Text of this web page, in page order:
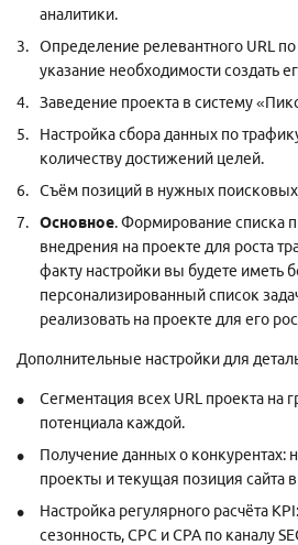
аналитики.
Определение релевантного URL
указание необходимости создать
Заведение проекта в систему
Настройка сбора данных по
количеству достижений целей.
Съём позиций в нужных поисковых
Основное. Формирование списка
внедрения на проекте для роста
факту настройки вы будете иметь
персонализированный список
реализовать на проекте для его
Дополнительные настройки для
Сегментация всех URL проекта на
потенциала каждой.
Получение данных о конкурентах:
проекты и текущая позиция сайта
Настройка регулярного расчёта
сезонность, CPC и CPA по каналу